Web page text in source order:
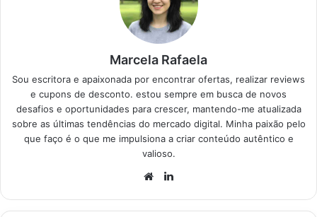
Marcela Rafaela
Sou escritora e apaixonada por encontrar ofertas, realizar reviews
e cupons de desconto. estou sempre em busca de novos
desafios e oportunidades para crescer, mantendo-me atualizada
sobre as últimas tendências do mercado digital. Minha paixão pelo
que faço é o que me impulsiona a criar conteúdo autêntico e
valioso.
Website